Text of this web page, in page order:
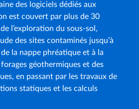
des logiciels dédiés aux
est couvert par plus de 30
l’exploration du sous-sol,
des sites contaminés jusqu’à
la nappe phréatique et à la
géothermiques et des
en passant par les travaux de
statiques et les calculs